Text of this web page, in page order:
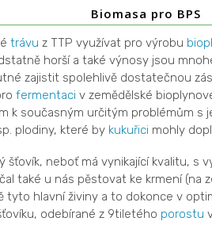
Biomasa pro BPS
trávu z TTP využívat pro výrobu
horší a také výnosy jsou
zajistit spolehlivě dostatečnou
fermentaci v zemědělské
k současným určitým problémům s
plodiny, které by kukuřici mohly
šťovík, neboť má vynikající kvalitu, s
také u nás pěstovat ke krmení (na
tyto hlavní živiny a to dokonce v
odebírané z 9tiletého porostu